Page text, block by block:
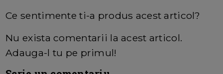
Ce sentimente ti-a produs acest articol?
Nu exista comentarii la acest articol.
Adauga-l tu pe primul!